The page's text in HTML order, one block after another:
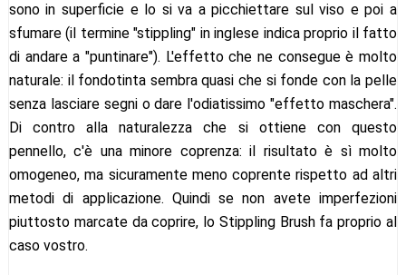
sono in superficie e lo si va a picchiettare sul viso e poi a
sfumare (il termine "stippling" in inglese indica proprio il fatto
di andare a "puntinare"). L'effetto che ne consegue è molto
naturale: il fondotinta sembra quasi che si fonde con la pelle
senza lasciare segni o dare l'odiatissimo "effetto maschera".
Di contro alla naturalezza che si ottiene con questo
pennello, c'è una minore coprenza: il risultato è sì molto
omogeneo, ma sicuramente meno coprente rispetto ad altri
metodi di applicazione. Quindi se non avete imperfezioni
piuttosto marcate da coprire, lo Stippling Brush fa proprio al
caso vostro.